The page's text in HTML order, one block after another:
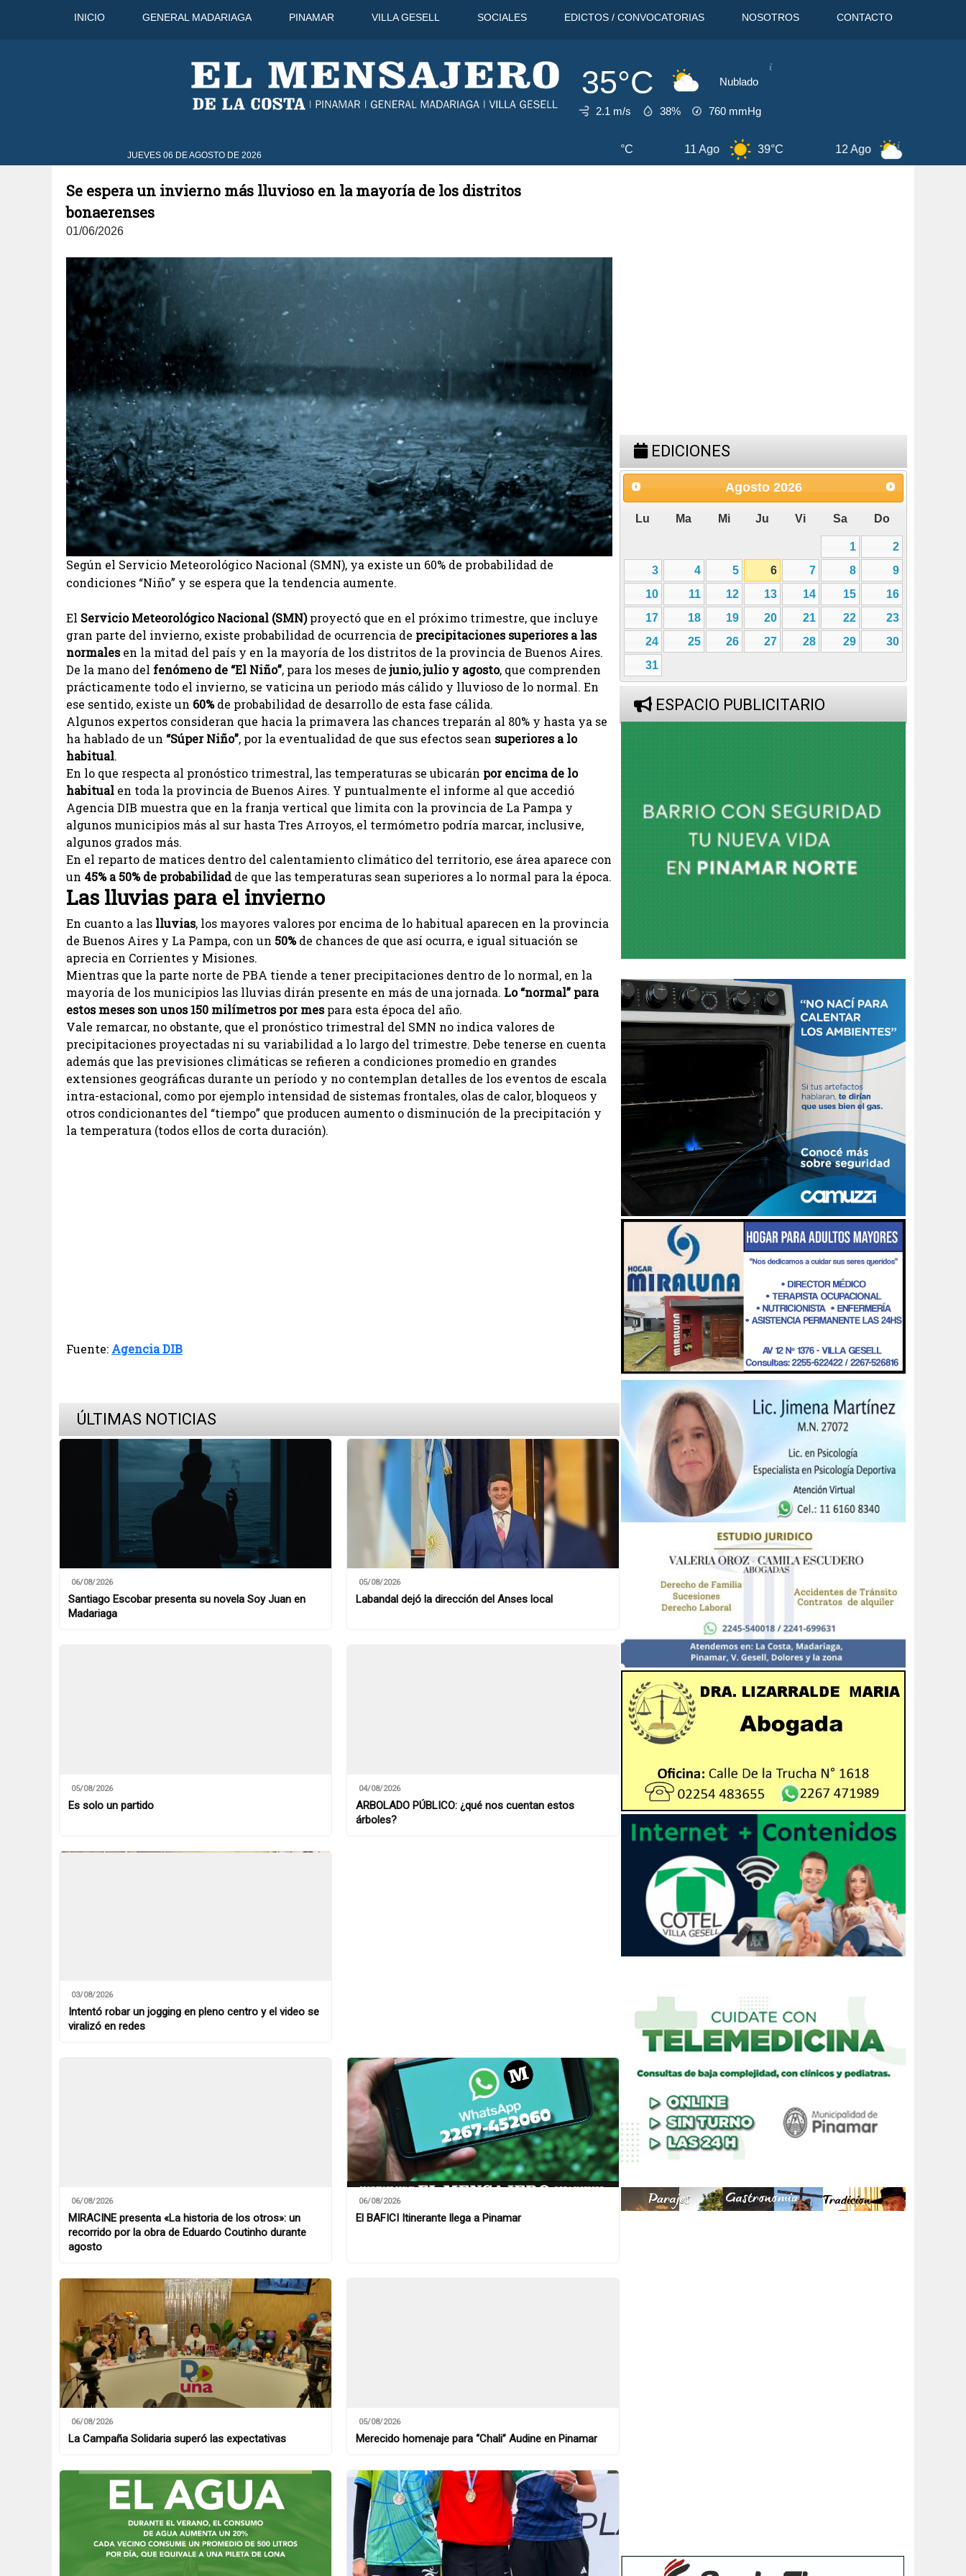
INICIO GENERAL MADARIAGA PINAMAR VILLA GESELL SOCIALES EDICTOS / CONVOCATORIAS NOSOTROS CONTACTO
35°C Nublado
2.1 m/s 38% 760 mmHg
JUEVES 06 DE AGOSTO DE 2026
9 Ago 41°C 12 Ago 38°C 41°C
Se espera un invierno más lluvioso en la mayoría de los distritos
bonaerenses
01/06/2026
Según el Servicio Meteorológico Nacional (SMN), ya existe un 60% de probabilidad de
condiciones “Niño” y se espera que la tendencia aumente.
El Servicio Meteorológico Nacional (SMN)proyectó que en el próximo trimestre, que incluye
gran parte del invierno, existe probabilidad de ocurrencia de precipitaciones superiores a las
normalesen la mitad del país y en la mayoría de los distritos de la provincia de Buenos Aires.
De la mano del fenómeno de “El Niño”, para los meses dejunio, julio y agosto, que comprenden
prácticamente todo el invierno, se vaticina un periodo más cálido y lluvioso de lo normal. En
ese sentido, existe un 60%de probabilidad de desarrollo de esta fase cálida.
Algunos expertos consideran que hacia la primavera las chances treparán al 80% y hasta ya se
ha hablado de un “Súper Niño”, por la eventualidad de que sus efectos sean superiores a lo
habitual.
En lo que respecta al pronóstico trimestral, las temperaturas se ubicarán por encima de lo
habitual en toda la provincia de Buenos Aires. Y puntualmente el informe al que accedió
Agencia DIB muestra que en la franja vertical que limita con la provincia de La Pampa y
algunos municipios más al sur hasta Tres Arroyos, el termómetro podría marcar, inclusive,
algunos grados más.
En el reparto de matices dentro del calentamiento climático del territorio, ese área aparece con
un 45% a 50% de probabilidadde que las temperaturas sean superiores a lo normal para la época.
Las lluvias para el invierno
En cuanto a las lluvias, los mayores valores por encima de lo habitual aparecen en la provincia
de Buenos Aires y La Pampa, con un 50%de chances de que así ocurra, e igual situación se
aprecia en Corrientes y Misiones.
Mientras que la parte norte de PBA tiende a tener precipitaciones dentro de lo normal, en la
mayoría de los municipios las lluvias dirán presente en más de una jornada. Lo “normal” para
estos meses son unos 150 milímetros por mespara esta época del año.
Vale remarcar, no obstante, que el pronóstico trimestral del SMN no indica valores de
precipitaciones proyectadas ni su variabilidad a lo largo del trimestre. Debe tenerse en cuenta
además que las previsiones climáticas se refieren a condiciones promedio en grandes
extensiones geográficas durante un período y no contemplan detalles de los eventos de escala
intra-estacional, como por ejemplo intensidad de sistemas frontales, olas de calor, bloqueos y
otros condicionantes del “tiempo” que producen aumento o disminución de la precipitación y
la temperatura (todos ellos de corta duración).
Fuente: Agencia DIB
ÚLTIMAS NOTICIAS
06/08/2026
Santiago Escobar presenta su novela Soy Juan en
Madariaga
05/08/2026
Labandal dejó la dirección del Anses local
05/08/2026
Es solo un partido
04/08/2026
ARBOLADO PÚBLICO: ¿qué nos cuentan estos
árboles?
03/08/2026
Intentó robar un jogging en pleno centro y el video se
viralizó en redes
06/08/2026
MIRACINE presenta «La historia de los otros»: un
recorrido por la obra de Eduardo Coutinho durante
agosto
06/08/2026
El BAFICI Itinerante llega a Pinamar
06/08/2026
La Campaña Solidaria superó las expectativas
05/08/2026
Merecido homenaje para “Chali” Audine en Pinamar
17
18 19
24
25 26 27 28 29
30
ESPACIO PUBLICITARIO